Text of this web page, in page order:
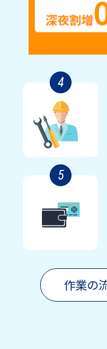
4
5
作業の